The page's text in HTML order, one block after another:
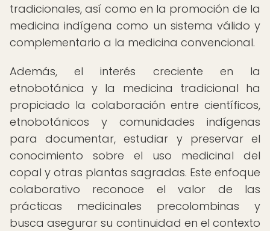
tradicionales, así como en la promoción de la
medicina indígena como un sistema válido y
complementario a la medicina convencional.
Además, el interés creciente en la
etnobotánica y la medicina tradicional ha
propiciado la colaboración entre científicos,
etnobotánicos y comunidades indígenas
para documentar, estudiar y preservar el
conocimiento sobre el uso medicinal del
copal y otras plantas sagradas. Este enfoque
colaborativo reconoce el valor de las
prácticas medicinales precolombinas y
busca asegurar su continuidad en el contexto